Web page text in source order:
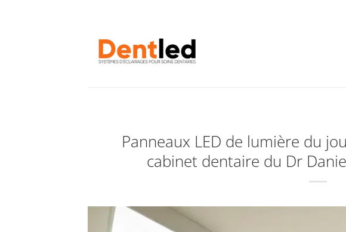
Panneaux LED de lumière du
cabinet dentaire du Dr